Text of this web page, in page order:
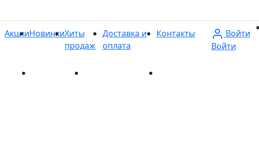
АкцииНовинкиХиты
продаж
Доставка и
оплата
Контакты
Войти
Войти
Новинки Хиты продаж Доставка и оплата